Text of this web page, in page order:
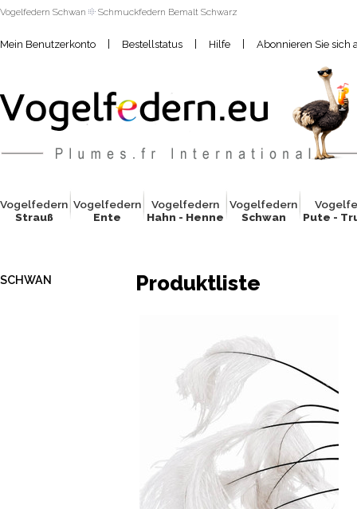
Vogelfedern Schwan Schmuckfedern Bemalt Schwarz
Mein Benutzerkonto | Bestellstatus | Hilfe | Abonnieren Sie sich
Vogelfedern
Strauß
Vogelfedern
Ente
Vogelfedern
Hahn - Henne
Vogelfedern
Schwan
Pute -
SCHWAN Produktliste